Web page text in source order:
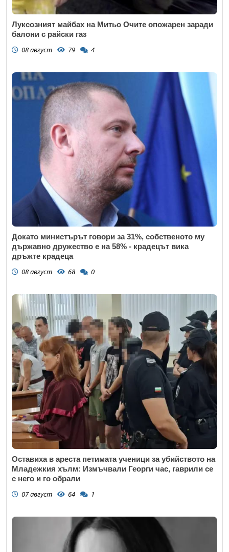
Луксозният майбах на Митьо Очите опожарен заради
балони с райски газ
08 август 79 4
Докато министърът говори за 31%, собственото му
държавно дружество е на 58% - крадецът вика
дръжте крадеца
08 август 68 0
Оставиха в ареста петимата ученици за убийството на
Младежкия хълм: Измъчвали Георги час, гаврили се
с него и го обрали
07 август 64 1